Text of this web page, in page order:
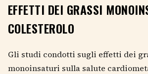
EFFETTI DEI GRASSI
COLESTEROLO
Gli studi condotti sugli effetti dei
monoinsaturi sulla salute